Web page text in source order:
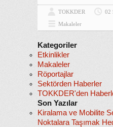
TOKKDER
02
Makaleler
Kategoriler
Etkinlikler
Makaleler
Röportajlar
Sektörden Haberler
TOKKDER'den
Son Yazılar
Kiralama ve Mobilite
Noktalara Taşımak